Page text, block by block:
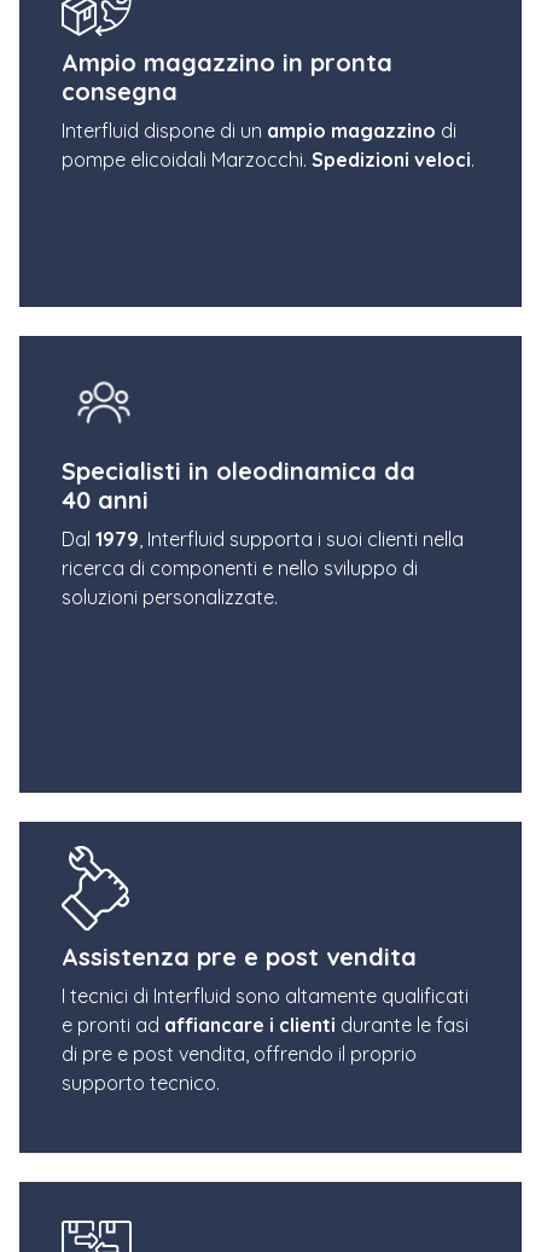
Ampio magazzino in pronta
consegna
Interfluid dispone di un ampio magazzino di
pompe elicoidali Marzocchi. Spedizioni veloci.
Specialisti in oleodinamica da
40 anni
Dal 1979 , Interfluid supporta i suoi clienti nella
ricerca di componenti e nello sviluppo di
soluzioni personalizzate.
Assistenza pre e post vendita
I tecnici di Interfluid sono altamente qualificati
e pronti ad affiancare i clienti durante le fasi
di pre e post vendita, offrendo il proprio
supporto tecnico.